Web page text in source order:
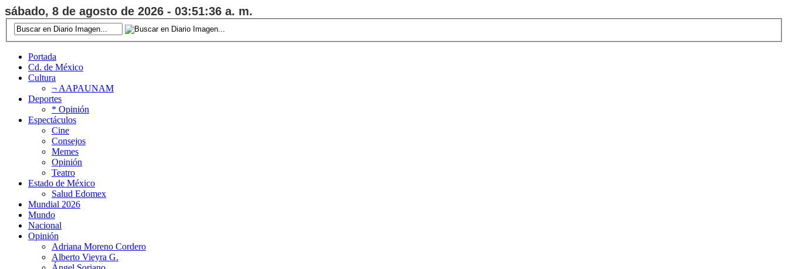
sábado, 8 de agosto de 2026 - 03:51:37 a. m.
Portada
Cd. de México
Cultura
¬ AAPAUNAM
Deportes
* Opinión
Espectáculos
Cine
Consejos
Memes
Opinión
Teatro
Estado de México
Salud Edomex
Mundial 2026
Mundo
Nacional
Opinión
Adriana Moreno Cordero
Alberto Vieyra G.